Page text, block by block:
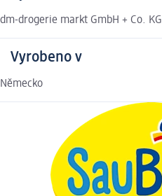
dm-drogerie markt GmbH + Co.
Vyrobeno v
Německo